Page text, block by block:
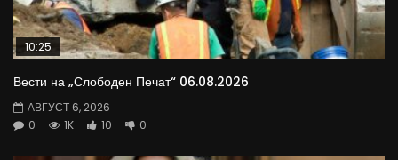
10:25
Вести на „Слободен Печат“ 06.08.2026
АВГУСТ 6, 2026
0
1K 10 0